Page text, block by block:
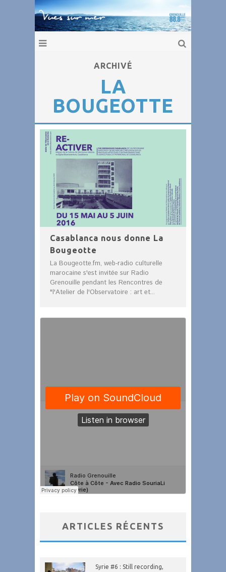
ARCHIVÉ
LA
BOUGEOTTE
Casablanca nous donne La
Bougeotte
La Bougeotte.fm, web-radio culturelle
marocaine s'est invitée sur Radio
Grenouille pendant les Rencontres de
"l'Atelier de l'Observatoire : art et...
ARTICLES RÉCENTS
Syrie #6 : Still recording,